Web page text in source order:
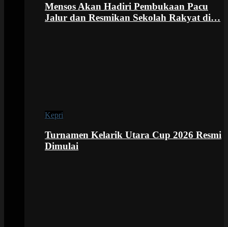
Mensos Akan Hadiri Pembukaan Pacu
Jalur dan Resmikan Sekolah Rakyat di…
Kepri
Turnamen Kelarik Utara Cup 2026 Resmi
Dimulai